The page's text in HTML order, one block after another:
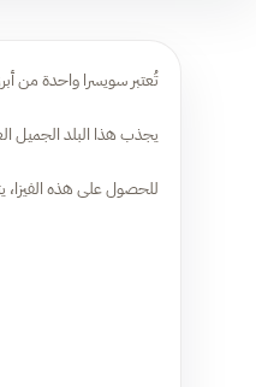
تُعتبر سويسرا واحدة من
يجذب هذا البلد الجميل
للحصول على هذه الفيزا،